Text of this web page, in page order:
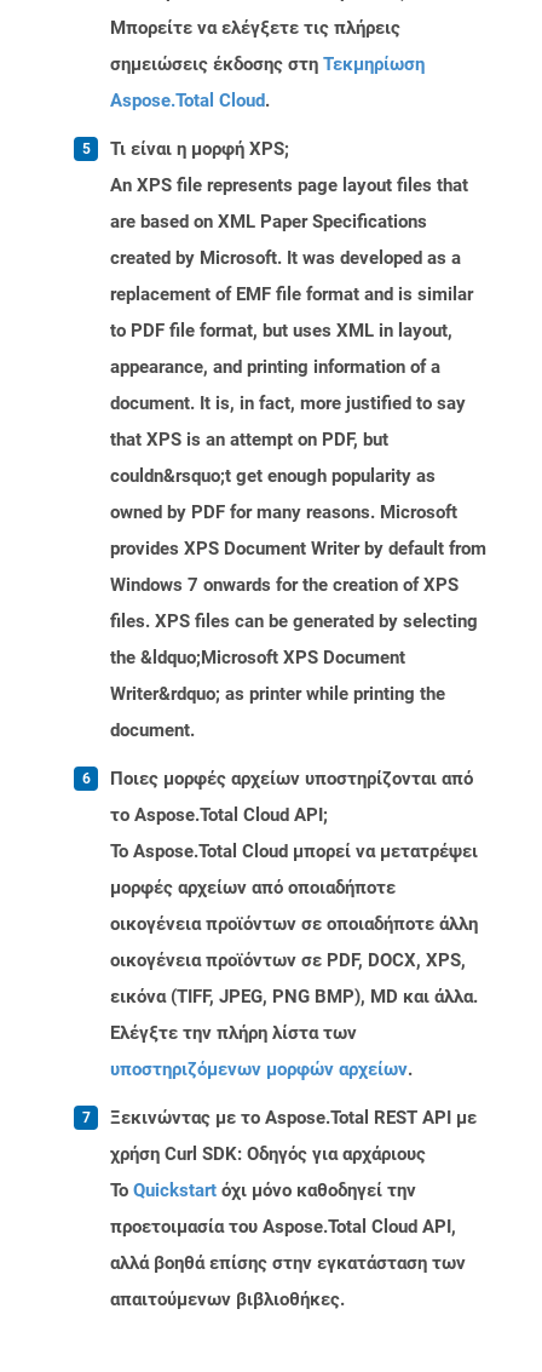
Μπορείτε να ελέγξετε τις πλήρεις
σημειώσεις έκδοσης στη Τεκμηρίωση
Aspose.Total Cloud.
Τι είναι η μορφή XPS;
An XPS file represents page layout files that
are based on XML Paper Specifications
created by Microsoft. It was developed as a
replacement of EMF file format and is similar
to PDF file format, but uses XML in layout,
appearance, and printing information of a
document. It is, in fact, more justified to say
that XPS is an attempt on PDF, but
couldn&rsquo;t get enough popularity as
owned by PDF for many reasons. Microsoft
provides XPS Document Writer by default from
Windows 7 onwards for the creation of XPS
files. XPS files can be generated by selecting
the &ldquo;Microsoft XPS Document
Writer&rdquo; as printer while printing the
document.
Ποιες μορφές αρχείων υποστηρίζονται από
το Aspose.Total Cloud API;
Το Aspose.Total Cloud μπορεί να μετατρέψει
μορφές αρχείων από οποιαδήποτε
οικογένεια προϊόντων σε οποιαδήποτε άλλη
οικογένεια προϊόντων σε PDF, DOCX, XPS,
εικόνα (TIFF, JPEG, PNG BMP), MD και άλλα.
Ελέγξτε την πλήρη λίστα των
υποστηριζόμενων μορφών αρχείων.
Ξεκινώντας με το Aspose.Total REST API με
χρήση Curl SDK: Οδηγός για αρχάριους
Το Quickstart όχι μόνο καθοδηγεί την
προετοιμασία του Aspose.Total Cloud API,
αλλά βοηθά επίσης στην εγκατάσταση των
απαιτούμενων βιβλιοθήκες.